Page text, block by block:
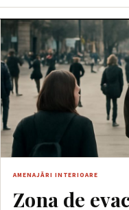
AMENAJĂRI INTERIOARE
Zona de